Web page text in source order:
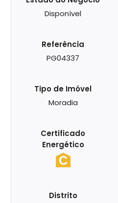
Disponível
Referência
PG04337
Tipo de Imóvel
Moradia
Certificado
Energético
Distrito